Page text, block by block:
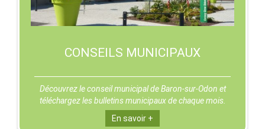
CONSEILS MUNICIPAUX
Découvrez le conseil municipal de Baron-sur-Odon et
téléchargez les bulletins municipaux de chaque mois.
En savoir +